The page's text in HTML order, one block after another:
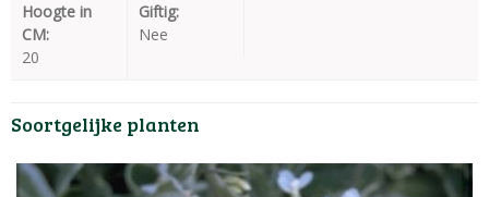
Hoogte in
CM:
20
Giftig:
Nee
Soortgelijke planten